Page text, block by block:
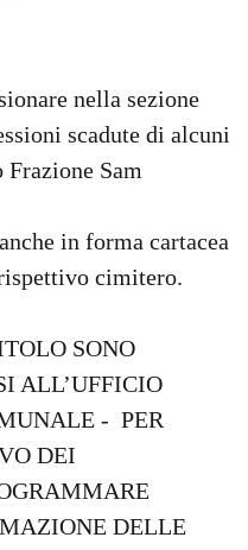
nella sezione
scadute di alcuni
Sam
in forma cartacea
cimitero.
SONO
ALL’UFFICIO
- PER
DEI
DELLE